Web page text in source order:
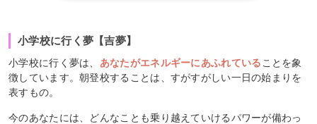
小学校に行く夢【吉夢】
小学校に行く夢は、 あなたがエネルギーにあふれている ことを象
徴しています。朝登校することは、すがすがしい一日の始まりを
表すもの。
今のあなたには、どんなことも乗り越えていけるパワーが備わっ